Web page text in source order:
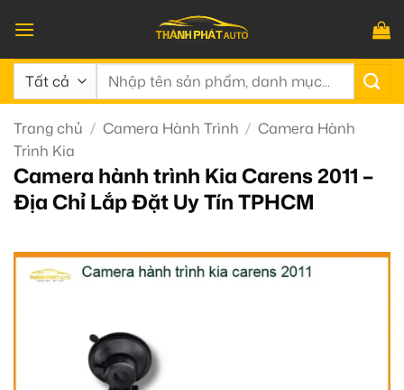
qua
nội
dung
Tìm
Trang chủ / Camera Hành Trình / Camera Hành
Trình Kia
Camera hành trình Kia Carens 2011 –
Địa Chỉ Lắp Đặt Uy Tín TPHCM